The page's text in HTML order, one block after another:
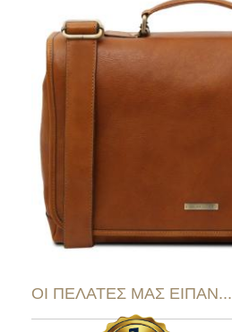
ΟΙ ΠΕΛΑΤΕΣ ΜΑΣ ΕΙΠΑΝ...